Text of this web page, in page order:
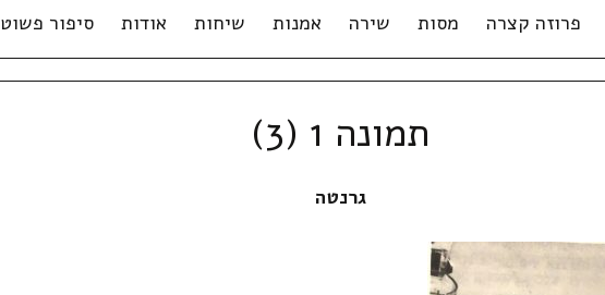
פרוזה קצרה מסות שירה אמנות שיחות אודות סיפור פשוט
תמונה 1 (3)
גרנטה